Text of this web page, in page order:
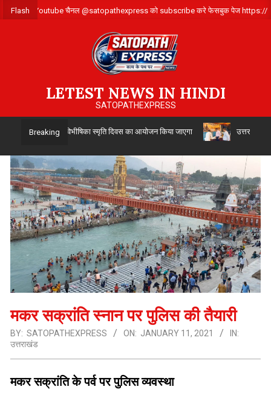
Skip
to
Flash
,हमारे Youtube चैनल @satopathexpress को subscribe करे फेसबुक पेज https://
LETEST NEWS IN HINDI
SATOPATHEXPRESS
Breaking
को विभाजन विभीषिका स्मृति दिवस का आयोजन किया जाएगा उत्तर प्रदेश सिंचाई
मकर सक्रांति स्नान पर पुलिस की तैयारी
BY: SATOPATHEXPRESS ON: JANUARY 11, 2021
IN:
उत्तराखंड
मकर सक्रांति के पर्व पर पुलिस व्यवस्था